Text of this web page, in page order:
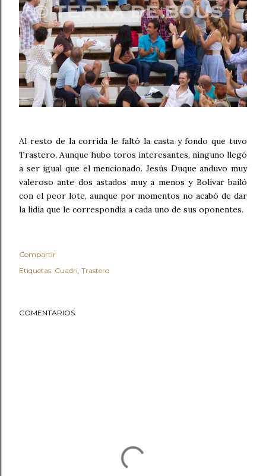
Al resto de la corrida le faltó la casta y fondo que tuvo
Trastero. Aunque hubo toros interesantes, ninguno llegó
a ser igual que el mencionado. Jesús Duque anduvo muy
valeroso ante dos astados muy a menos y Bolívar bailó
con el peor lote, aunque por momentos no acabó de dar
la lidia que le correspondía a cada uno de sus oponentes.
Compartir
Etiquetas: Cuadri Trastero
COMENTARIOS